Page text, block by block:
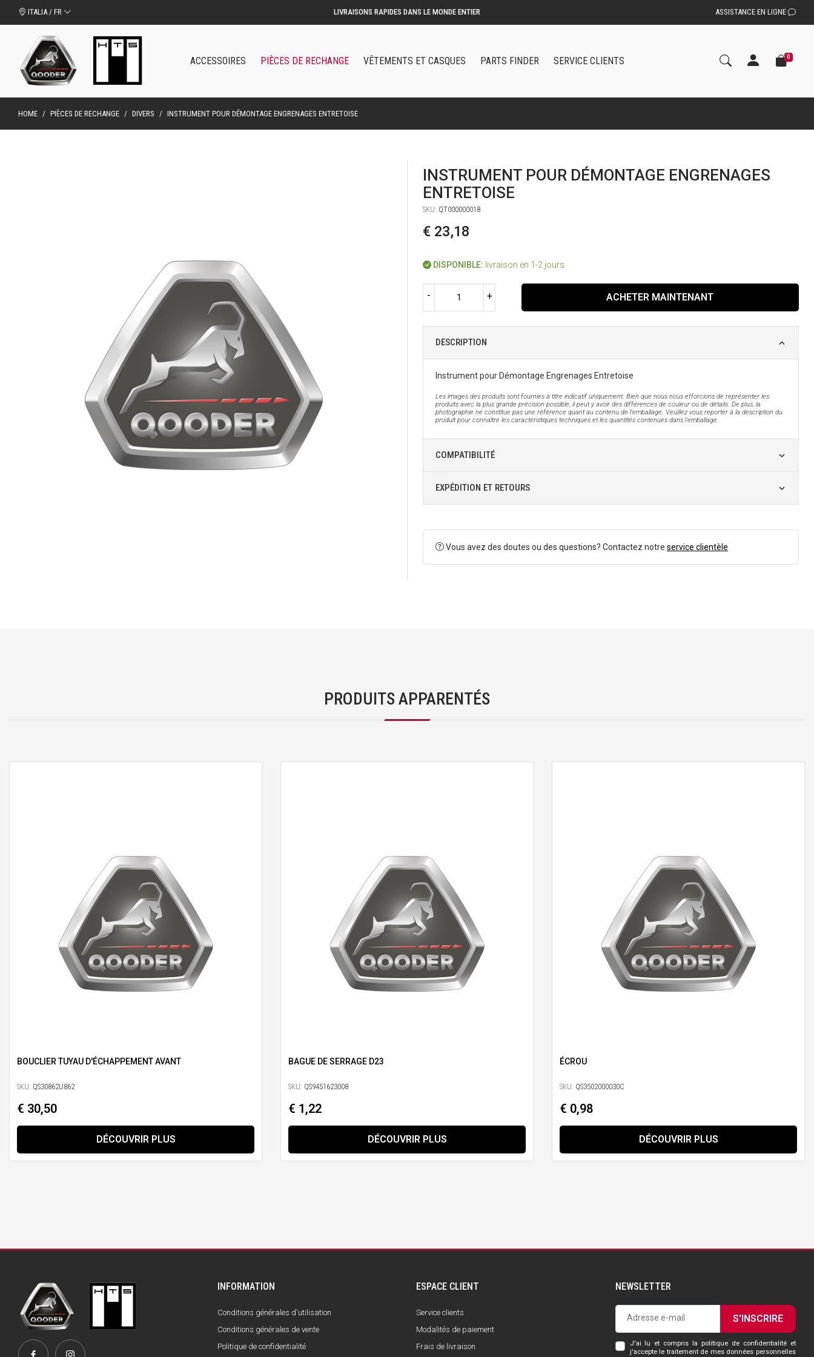
ITALIA / FR ASSISTANCE EN LIGNE
ACCESSOIRES PIÈCES DE RECHANGE VÊTEMENTS ET CASQUES PARTS FINDER SERVICE CLIENTS 0
HOME / PIÈCES DE RECHANGE / DIVERS / INSTRUMENT POUR DÉMONTAGE ENGRENAGES ENTRETOISE
INSTRUMENT POUR DÉMONTAGE ENGRENAGES
ENTRETOISE
SKU: QT000000018
€ 23,18
DISPONIBLE: livraison en 1-2 jours
- + ACHETER MAINTENANT
DESCRIPTION
Instrument pour Démontage Engrenages Entretoise
Les images des produits sont fournies à titre indicatif uniquement. Bien que nous nous efforcions de représenter les
produits avec la plus grande précision possible, il peut y avoir des différences de couleur ou de détails. De plus, la
photographie ne constitue pas une référence quant au contenu de l'emballage. Veuillez vous reporter à la description du
produit pour connaître les caractéristiques techniques et les quantités contenues dans l'emballage.
COMPATIBILITÉ
EXPÉDITION ET RETOURS
Vous avez des doutes ou des questions? Contactez notre service clientèle
PRODUITS APPARENTÉS
BOUCLIER TUYAU D'ÉCHAPPEMENT AVANT
SKU: QS30862U862
€ 30,50
DÉCOUVRIR PLUS
BAGUE DE SERRAGE D23
SKU: QS9451623008
€ 1,22
DÉCOUVRIR PLUS
ÉCROU
SKU: QS3502000030C
€ 0,98
DÉCOUVRIR PLUS
INFORMATION
Conditions générales d'utilisation
Conditions générales de vente
Politique de confidentialité
ESPACE CLIENT
Service clients
Modalités de paiement
Frais de livraison
NEWSLETTER
S'INSCRIRE
J'ai lu et compris la politique de confidentialité et
j'accepte le traitement de mes données personnelles